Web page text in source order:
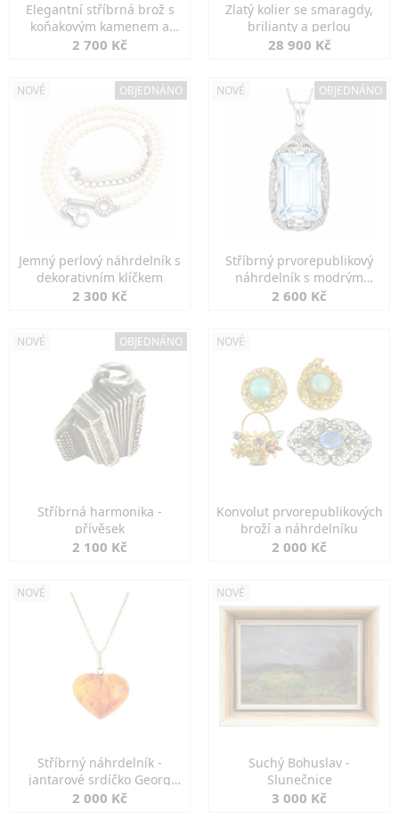
Elegantní stříbrná brož s
koňakovým kamenem a
markazity
2 700 Kč
Zlatý kolier se smaragdy,
brilianty a perlou
28 900 Kč
NOVÉ OBJEDNÁNO
Jemný perlový náhrdelník s
dekorativním klíčkem
2 300 Kč
NOVÉ OBJEDNÁNO
Stříbrný prvorepublikový
náhrdelník s modrým
spinelem
2 600 Kč
NOVÉ OBJEDNÁNO
Stříbrná harmonika -
přívěsek
2 100 Kč
NOVÉ
Konvolut prvorepublikových
broží a náhrdelníku
2 000 Kč
NOVÉ
Stříbrný náhrdelník -
jantarové srdíčko Georg
Kramer
2 000 Kč
NOVÉ
Suchý Bohuslav -
Slunečnice
3 000 Kč